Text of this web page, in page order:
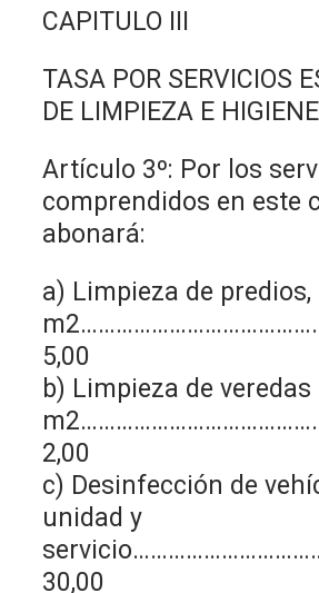
CAPITULO III
TASA POR SERVICIOS
DE LIMPIEZA E HIGIENE
Artículo 3º: Por los
comprendidos en este
abonará:
a) Limpieza de predios,
5,00
b) Limpieza de veredas
2,00
c) Desinfección de
unidad y
30,00